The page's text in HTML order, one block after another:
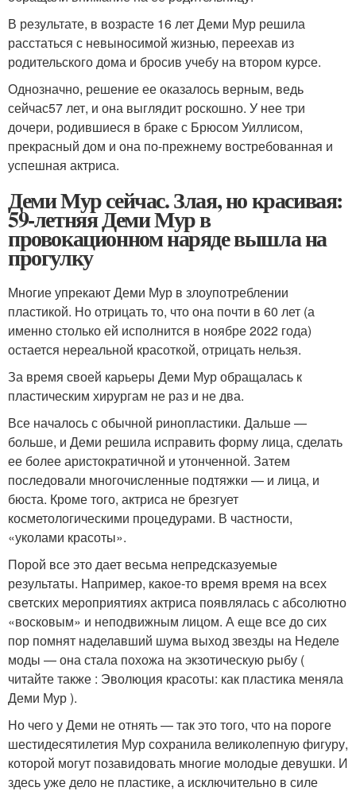
В результате, в возрасте 16 лет Деми Мур решила
расстаться с невыносимой жизнью, переехав из
родительского дома и бросив учебу на втором курсе.
Однозначно, решение ее оказалось верным, ведь
сейчас57 лет, и она выглядит роскошно. У нее три
дочери, родившиеся в браке с Брюсом Уиллисом,
прекрасный дом и она по-прежнему востребованная и
успешная актриса.
Деми Мур сейчас. Злая, но красивая:
59-летняя Деми Мур в
провокационном наряде вышла на
прогулку
Многие упрекают Деми Мур в злоупотреблении
пластикой. Но отрицать то, что она почти в 60 лет (а
именно столько ей исполнится в ноябре 2022 года)
остается нереальной красоткой, отрицать нельзя.
За время своей карьеры Деми Мур обращалась к
пластическим хирургам не раз и не два.
Все началось с обычной ринопластики. Дальше —
больше, и Деми решила исправить форму лица, сделать
ее более аристократичной и утонченной. Затем
последовали многочисленные подтяжки — и лица, и
бюста. Кроме того, актриса не брезгует
косметологическими процедурами. В частности,
«уколами красоты».
Порой все это дает весьма непредсказуемые
результаты. Например, какое-то время время на всех
светских мероприятиях актриса появлялась с абсолютно
«восковым» и неподвижным лицом. А еще все до сих
пор помнят наделавший шума выход звезды на Неделе
моды — она стала похожа на экзотическую рыбу (
читайте также : Эволюция красоты: как пластика меняла
Деми Мур ).
Но чего у Деми не отнять — так это того, что на пороге
шестидесятилетия Мур сохранила великолепную фигуру,
которой могут позавидовать многие молодые девушки. И
здесь уже дело не пластике, а исключительно в силе